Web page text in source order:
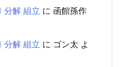
分解 組立 に 函館孫作
分解 組立 に ゴン太 よ